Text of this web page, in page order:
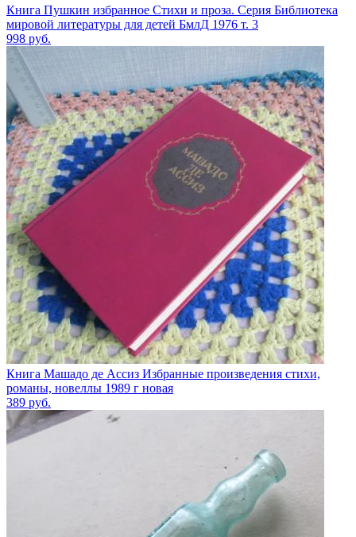
Книга Пушкин избранное Стихи и проза. Серия Библиотека
мировой литературы для детей БмлД 1976 т. 3
998 руб.
Книга Машадо де Ассиз Избранные произведения стихи,
романы, новеллы 1989 г новая
389 руб.